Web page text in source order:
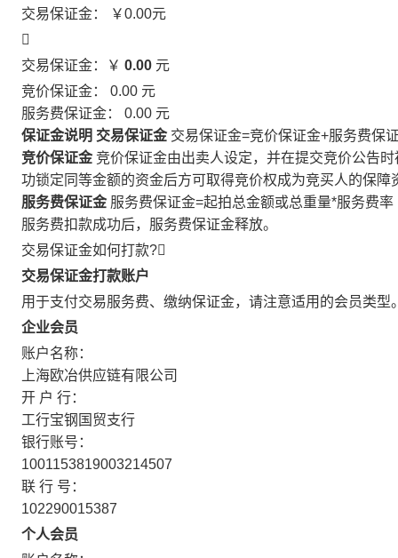
交易保证金：
￥0.00元

交易保证金：￥ 0.00 元
竞价保证金： 0.00 元
服务费保证金： 0.00 元
保证金说明 交易保证金 交易保证金=竞价保证金+服务费保
竞价保证金 竞价保证金由出卖人设定，并在提交竞价公告
功锁定同等金额的资金后方可取得竞价权成为竞买人的保障
服务费保证金 服务费保证金=起拍总金额或总重量*服务费率
服务费扣款成功后，服务费保证金释放。
交易保证金如何打款?
交易保证金打款账户
用于支付交易服务费、缴纳保证金，请注意适用的会员类型
企业会员
账户名称：
上海欧冶供应链有限公司
开 户 行：
工行宝钢国贸支行
银行账号：
1001153819003214507
联 行 号：
102290015387
个人会员